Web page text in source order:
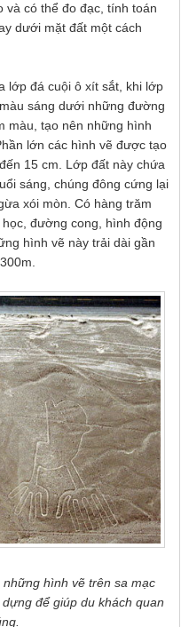
và có thể đo đạc, tính toán
dưới mặt đất một cách
lớp đá cuội ô xít sắt, khi lớp
sáng dưới những đường
màu, tạo nên những hình
lớn các hình vẽ được tạo
15 cm. Lớp đất này chứa
sáng, chúng đông cứng lại
xói mòn. Có hàng trăm
đường cong, hình động
hình vẽ này trải dài gần
hình vẽ trên sa mạc
để giúp du khách quan